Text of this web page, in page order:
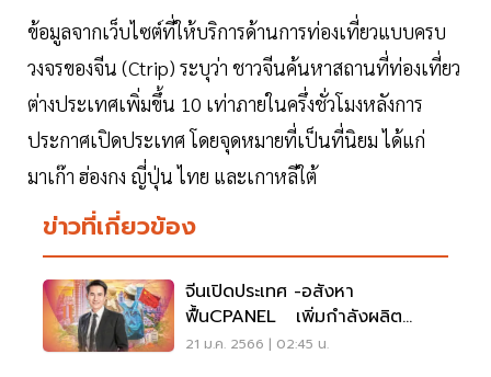
ข้อมูลจากเว็บไซต์ที่ให้บริการด้านการท่องเที่ยวแบบครบ
วงจรของจีน (Ctrip) ระบุว่า ชาวจีนค้นหาสถานที่ท่องเที่ยว
ต่างประเทศเพิ่มขึ้น 10 เท่าภายในครึ่งชั่วโมงหลังการ
ประกาศเปิดประเทศ โดยจุดหมายที่เป็นที่นิยม ได้แก่
มาเก๊า ฮ่องกง ญี่ปุ่น ไทย และเกาหลีใต้
ข่าวที่เกี่ยวข้อง
จีนเปิดประเทศ -อสังหา
ฟื้นCPANEL เพิ่มกำลังผลิต
-ขยายฐานลูกค้า
21 ม.ค. 2566 | 02:45 น.